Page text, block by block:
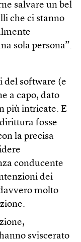
salvare un bel
che ci stanno
sola persona”.
del software (e
a capo, dato
più intricate. E
fosse
la precisa
conducente
dei
molto
sviscerato